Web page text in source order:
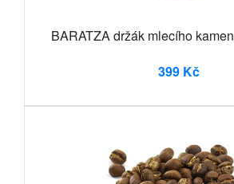
BARATZA držák mlecího
399 Kč